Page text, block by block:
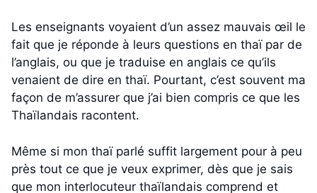
Les enseignants voyaient d’un assez mauvais œil le
fait que je réponde à leurs questions en thaï par de
l’anglais, ou que je traduise en anglais ce qu’ils
venaient de dire en thaï. Pourtant, c’est souvent ma
façon de m’assurer que j’ai bien compris ce que les
Thaïlandais racontent.
Même si mon thaï parlé suffit largement pour à peu
près tout ce que je veux exprimer, dès que je sais
que mon interlocuteur thaïlandais comprend et